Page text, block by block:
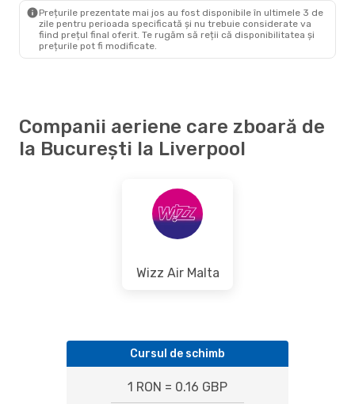
Prețurile prezentate mai jos au fost disponibile în ultimele 3 de
zile pentru perioada specificată și nu trebuie considerate va
fiind prețul final oferit. Te rugăm să reții că disponibilitatea și
prețurile pot fi modificate.
Companii aeriene care zboară de
la București la Liverpool
Wizz Air Malta
Cursul de schimb
1 RON = 0.16 GBP